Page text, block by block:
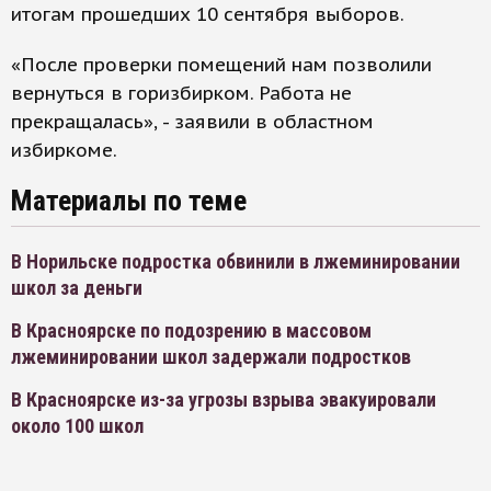
итогам прошедших 10 сентября выборов.
«После проверки помещений нам позволили
вернуться в горизбирком. Работа не
прекращалась», - заявили в областном
избиркоме.
Материалы по теме
В Норильске подростка обвинили в лжеминировании
школ за деньги
В Красноярске по подозрению в массовом
лжеминировании школ задержали подростков
В Красноярске из-за угрозы взрыва эвакуировали
около 100 школ